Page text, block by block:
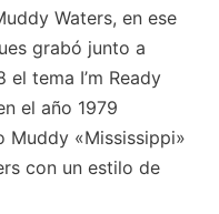
Waters, en ese
grabó junto a
el tema I’m Ready
el año 1979
Muddy «Mississippi»
con un estilo de